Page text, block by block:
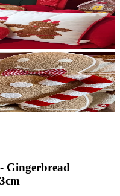
Gingerbread